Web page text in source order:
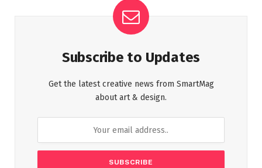
Subscribe to Updates
Get the latest creative news from SmartMag
about art & design.